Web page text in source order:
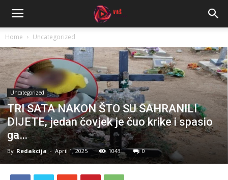
Home Uncategorized
Uncategorized
TRI SATA NAKON ŠTO SU SAHRANILI
DIJETE, jedan čovjek je čuo krike i spasio
ga…
By Redakcija - April 1, 2025 1043 0